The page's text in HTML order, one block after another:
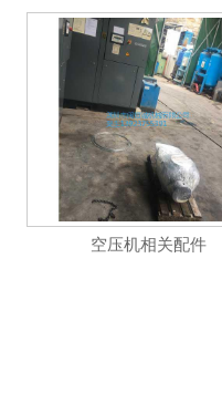
空压机相关配件